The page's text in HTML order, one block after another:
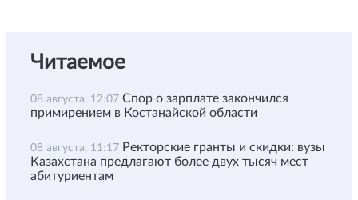
Читаемое
08 августа, 12:07 Спор о зарплате закончился
примирением в Костанайской области
08 августа, 11:17 Ректорские гранты и скидки: вузы
Казахстана предлагают более двух тысяч мест
абитуриентам